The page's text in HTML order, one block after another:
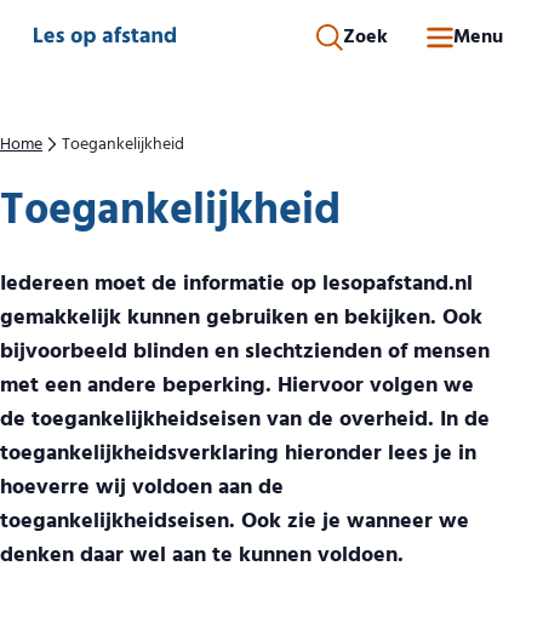
Direct naar inhoud
Zoek Menu
Home Toegankelijkheid
Toegankelijkheid
Iedereen moet de informatie op lesopafstand.nl
gemakkelijk kunnen gebruiken en bekijken. Ook
bijvoorbeeld blinden en slechtzienden of mensen
met een andere beperking. Hiervoor volgen we
de toegankelijkheidseisen van de overheid. In de
toegankelijkheidsverklaring hieronder lees je in
hoeverre wij voldoen aan de
toegankelijkheidseisen. Ook zie je wanneer we
denken daar wel aan te kunnen voldoen.